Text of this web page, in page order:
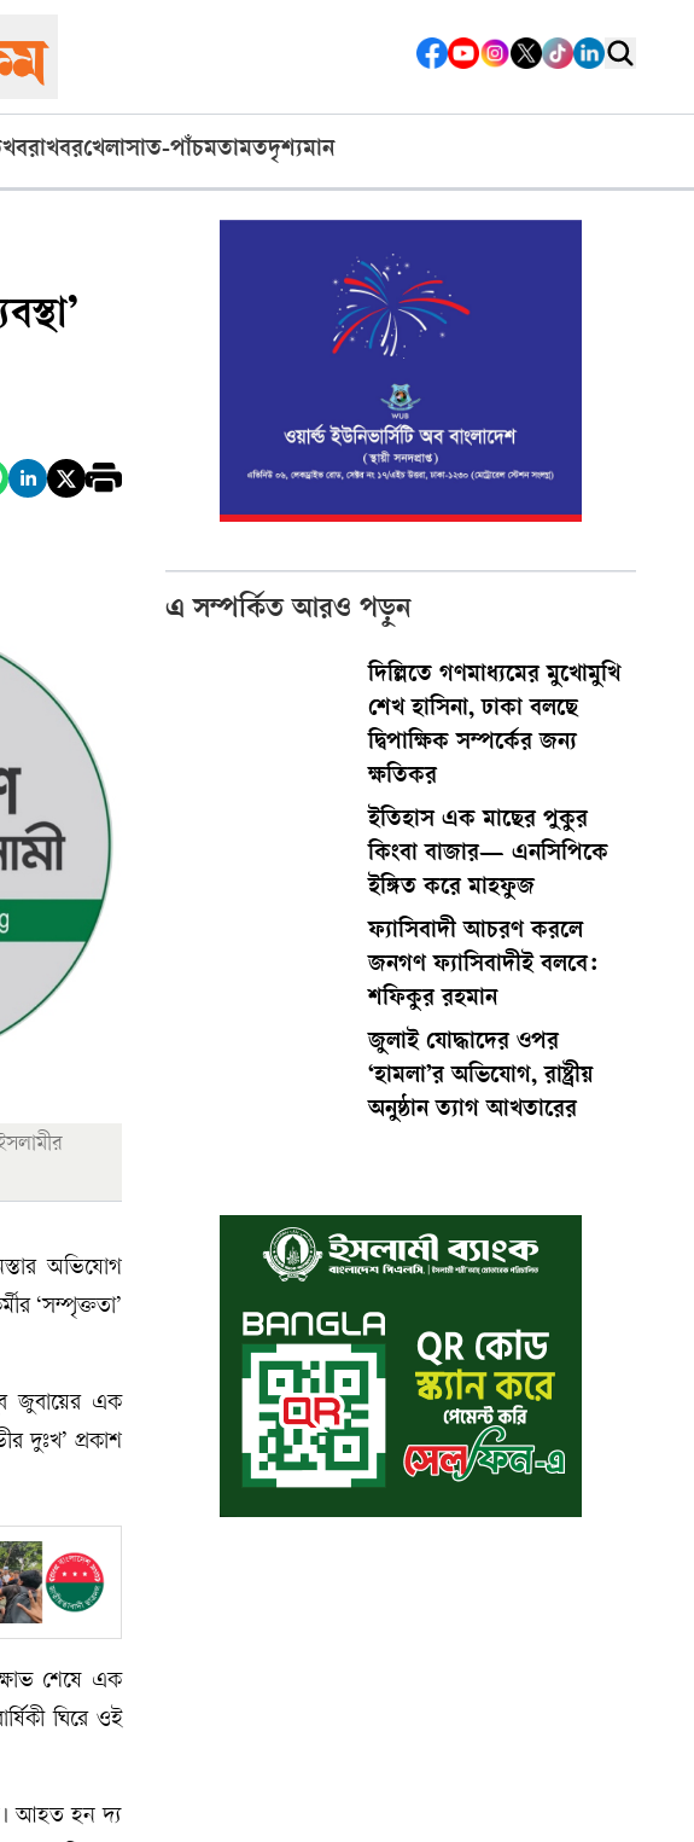
খবরাখবরখেলাসাত-পাঁচমতামতদৃশ্যমান
অভিযোগ
‘সম্পৃক্ততা’
জুবায়ের এক
দুঃখ’ প্রকাশ
শেষে এক
ঘিরে ওই
আহত হন দ্য
এ সম্পর্কিত আরও পড়ুন
দিল্লিতে গণমাধ্যমের মুখোমুখি
শেখ হাসিনা, ঢাকা বলছে
দ্বিপাক্ষিক সম্পর্কের জন্য
ক্ষতিকর
ইতিহাস এক মাছের পুকুর
কিংবা বাজার— এনসিপিকে
ইঙ্গিত করে মাহফুজ
ফ্যাসিবাদী আচরণ করলে
জনগণ ফ্যাসিবাদীই বলবে:
শফিকুর রহমান
জুলাই যোদ্ধাদের ওপর
‘হামলা’র অভিযোগ, রাষ্ট্রীয়
অনুষ্ঠান ত্যাগ আখতারের